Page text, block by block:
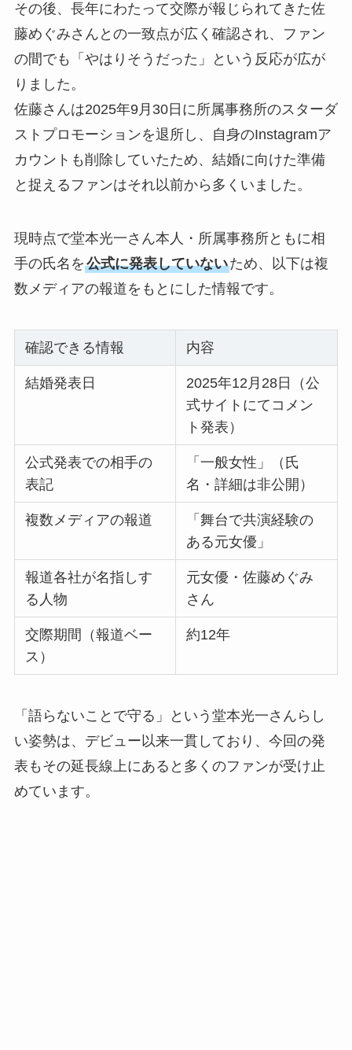
その後、長年にわたって交際が報じられてきた佐
藤めぐみさんとの一致点が広く確認され、ファン
の間でも「やはりそうだった」という反応が広が
りました。
佐藤さんは2025年9月30日に所属事務所のスターダ
ストプロモーションを退所し、自身のInstagramア
カウントも削除していたため、結婚に向けた準備
と捉えるファンはそれ以前から多くいました。
現時点で堂本光一さん本人・所属事務所ともに相
手の氏名を公式に発表していないため、以下は複
数メディアの報道をもとにした情報です。
確認できる情報 内容
結婚発表日
2025年12月28日（公
式サイトにてコメン
ト発表）
公式発表での相手の
表記
「一般女性」（氏
名・詳細は非公開）
複数メディアの報道
「舞台で共演経験の
ある元女優」
報道各社が名指しす
る人物
元女優・佐藤めぐみ
さん
交際期間（報道ベー
ス）
約12年
「語らないことで守る」という堂本光一さんらし
い姿勢は、デビュー以来一貫しており、今回の発
表もその延長線上にあると多くのファンが受け止
めています。